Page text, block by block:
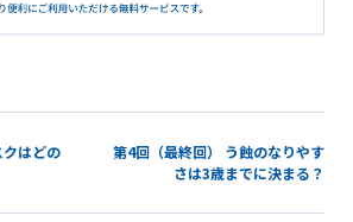
はどの
第4回（最終回） う蝕のなりやす
さは3歳までに決まる？